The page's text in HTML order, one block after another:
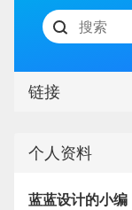
链接
个人资料
蓝蓝设计的小编